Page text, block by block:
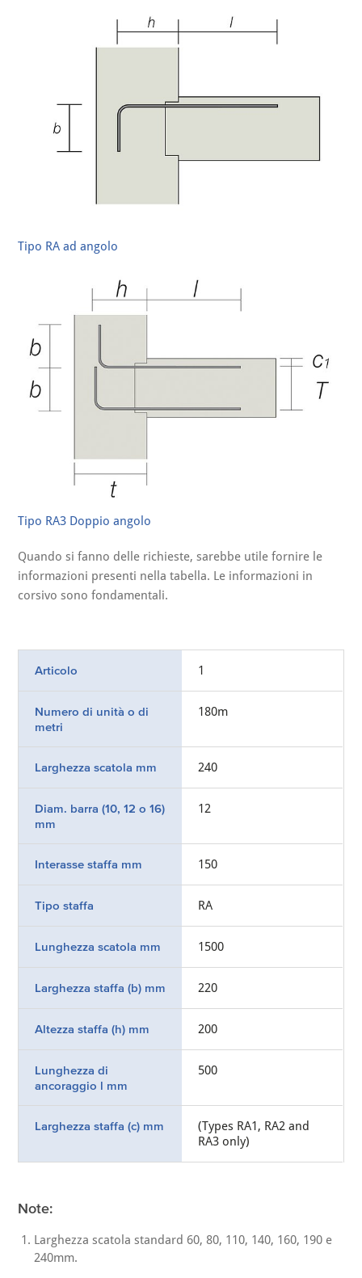
Tipo RA ad angolo
Tipo RA3 Doppio angolo
Quando si fanno delle richieste, sarebbe utile fornire le
informazioni presenti nella tabella. Le informazioni in
corsivo sono fondamentali.
Articolo 1
Numero di unità o di
metri
180m
Larghezza scatola mm 240
Diam. barra (10, 12 o 16)
mm
12
Interasse staffa mm 150
Tipo staffa RA
Lunghezza scatola mm 1500
Larghezza staffa (b) mm 220
Altezza staffa (h) mm 200
Lunghezza di
ancoraggio l mm
500
Larghezza staffa (c) mm
(Types RA1, RA2 and
RA3 only)
Note:
Larghezza scatola standard 60, 80, 110, 140, 160, 190 e
240mm.